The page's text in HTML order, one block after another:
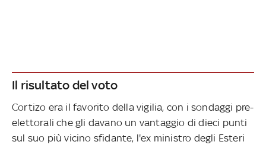
Il risultato del voto
Cortizo era il favorito della vigilia, con i sondaggi pre-
elettorali che gli davano un vantaggio di dieci punti
sul suo più vicino sfidante, l'ex ministro degli Esteri